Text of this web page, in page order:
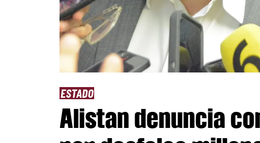
ESTADO
Alistan denuncia